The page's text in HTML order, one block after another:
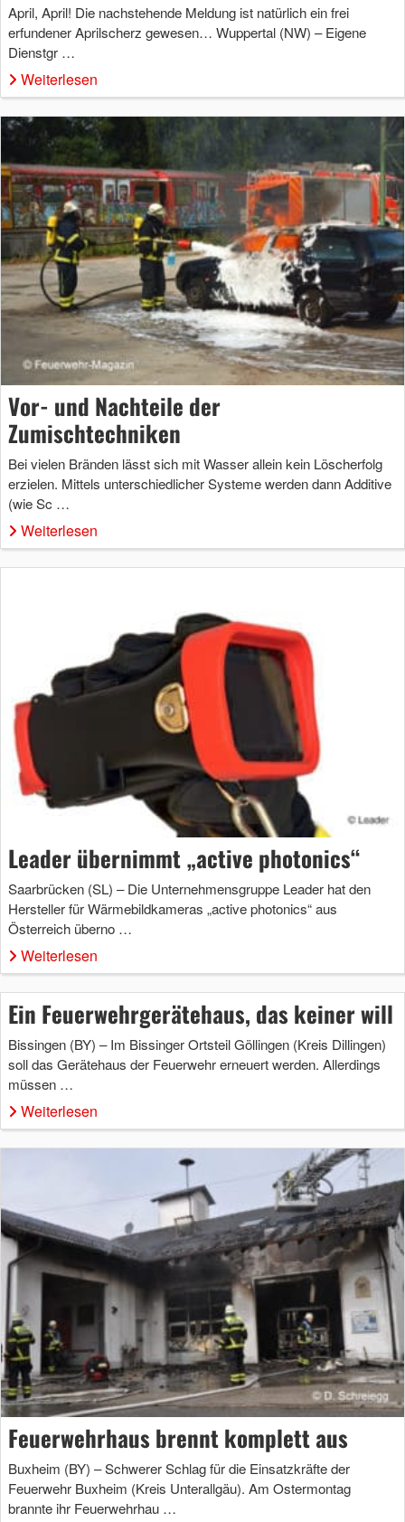
April, April! Die nachstehende Meldung ist natürlich ein frei
erfundener Aprilscherz gewesen… Wuppertal (NW) – Eigene
Dienstgr …
Weiterlesen
Vor- und Nachteile der
Zumischtechniken
Bei vielen Bränden lässt sich mit Wasser allein kein Löscherfolg
erzielen. Mittels unterschiedlicher Systeme werden dann Additive
(wie Sc …
Weiterlesen
Leader übernimmt „active photonics“
Saarbrücken (SL) – Die Unternehmensgruppe Leader hat den
Hersteller für Wärmebildkameras „active photonics“ aus
Österreich überno …
Weiterlesen
Ein Feuerwehrgerätehaus, das keiner will
Bissingen (BY) – Im Bissinger Ortsteil Göllingen (Kreis Dillingen)
soll das Gerätehaus der Feuerwehr erneuert werden. Allerdings
müssen …
Weiterlesen
Feuerwehrhaus brennt komplett aus
Buxheim (BY) – Schwerer Schlag für die Einsatzkräfte der
Feuerwehr Buxheim (Kreis Unterallgäu). Am Ostermontag
brannte ihr Feuerwehrhau …